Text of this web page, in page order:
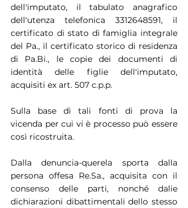
dell'imputato, il tabulato anagrafico
dell'utenza telefonica 3312648591, il
certificato di stato di famiglia integrale
del Pa., il certificato storico di residenza
di Pa.Bi., le copie dei documenti di
identità delle figlie dell'imputato,
acquisiti ex art. 507 c.p.p.
Sulla base di tali fonti di prova la
vicenda per cui vi è processo può essere
così ricostruita.
Dalla denuncia-querela sporta dalla
persona offesa Re.Sa., acquisita con il
consenso delle parti, nonché dalie
dichiarazioni dibattimentali dello stesso